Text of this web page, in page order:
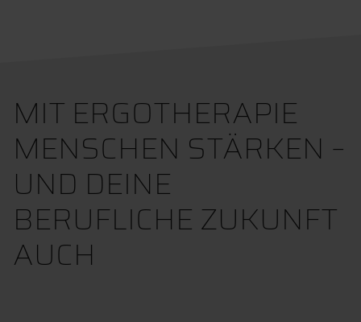
MIT ERGOTHERAPIE
MENSCHEN STÄRKEN –
UND DEINE
BERUFLICHE ZUKUNFT
AUCH